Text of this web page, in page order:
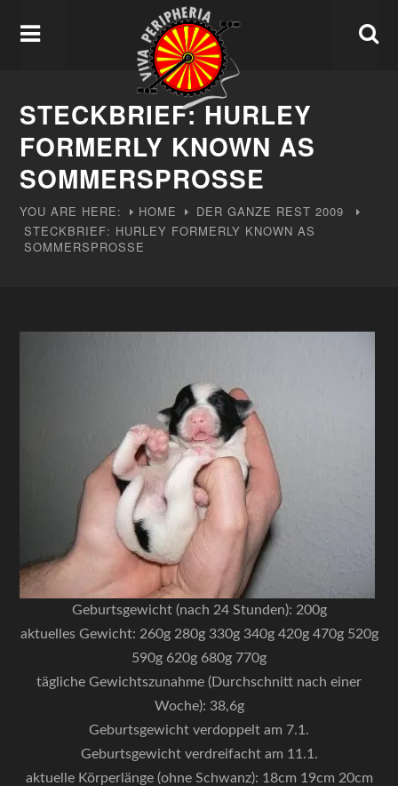
STECKBRIEF: HURLEY
FORMERLY KNOWN AS
SOMMERSPROSSE
YOU ARE HERE: HOME DER GANZE REST 2009
STECKBRIEF: HURLEY FORMERLY KNOWN AS
SOMMERSPROSSE
Geburtsgewicht (nach 24 Stunden): 200g
aktuelles Gewicht: 260g 280g 330g 340g 420g 470g 520g
590g 620g 680g 770g
tägliche Gewichtszunahme (Durchschnitt nach einer
Woche): 38,6g
Geburtsgewicht verdoppelt am 7.1.
Geburtsgewicht verdreifacht am 11.1.
aktuelle Körperlänge (ohne Schwanz): 18cm 19cm 20cm